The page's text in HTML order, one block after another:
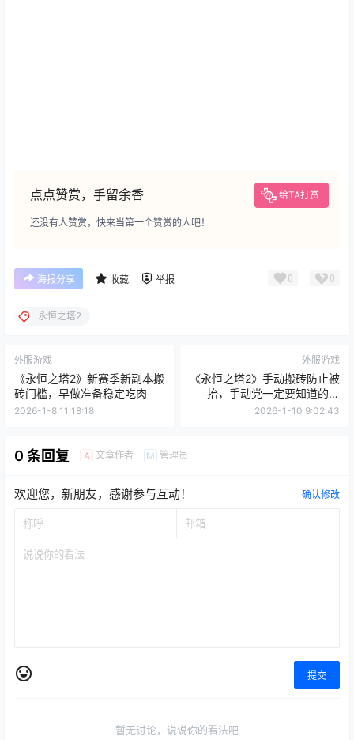
点点赞赏，手留余香 给TA打赏
还没有人赞赏，快来当第一个赞赏的人吧！
海报分享 收藏 举报 0 0
永恒之塔2
外服游戏
《永恒之塔2》新赛季新副本搬
砖门槛，早做准备稳定吃肉
2026-1-8 11:18:18
外服游戏
《永恒之塔2》手动搬砖防止被
抬，手动党一定要知道的两
点，避免被判定为工作室
2026-1-10 9:02:43
0 条回复 A 文章作者 M 管理员
欢迎您，新朋友，感谢参与互动！ 确认修改
提交
暂无讨论，说说你的看法吧